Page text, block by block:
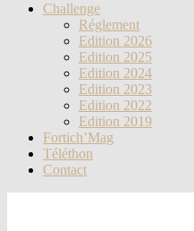
Challenge
Réglement
Edition 2026
Edition 2025
Edition 2024
Edition 2023
Edition 2022
Edition 2019
Fortich’Mag
Téléthon
Contact